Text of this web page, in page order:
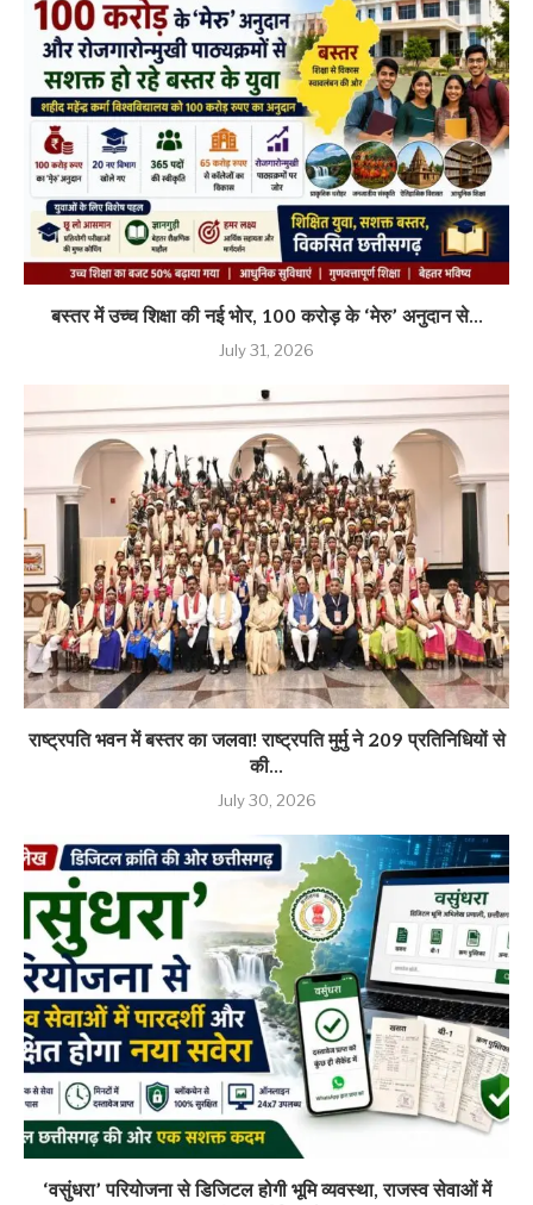
बस्तर में उच्च शिक्षा की नई भोर, 100 करोड़ के ‘मेरु’ अनुदान से...
July 31, 2026
राष्ट्रपति भवन में बस्तर का जलवा! राष्ट्रपति मुर्मु ने 209 प्रतिनिधियों से
की...
July 30, 2026
‘वसुंधरा’ परियोजना से डिजिटल होगी भूमि व्यवस्था, राजस्व सेवाओं में